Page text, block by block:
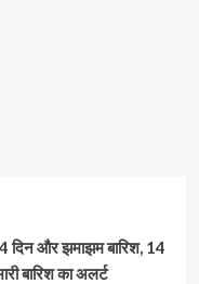
और झमाझम बारिश, 14
बारिश का अलर्ट